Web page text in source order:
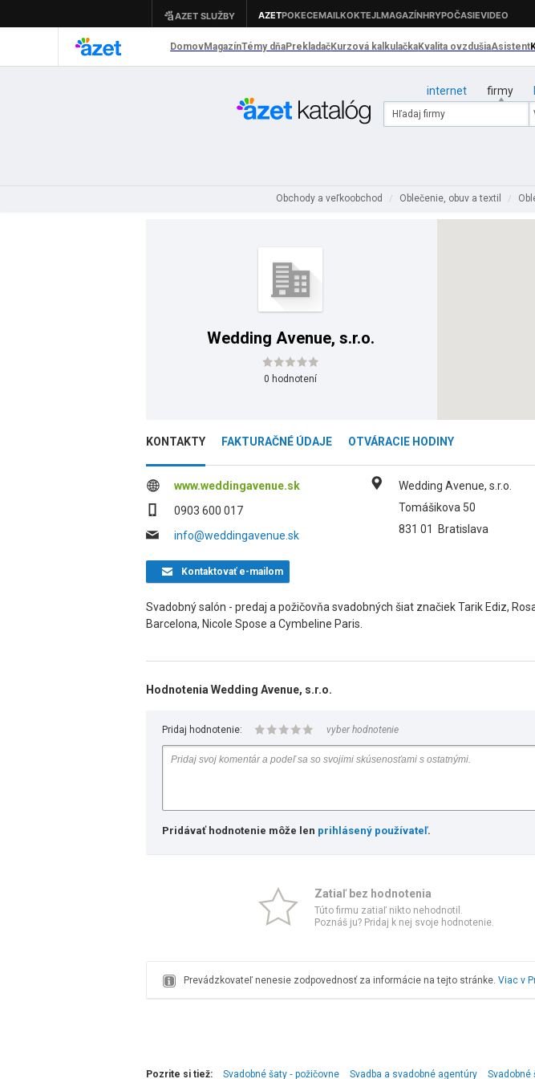
internet firmy
Obchody a veľkoobchod / Oblečenie, obuv a textil /
Wedding Avenue, s.r.o.
0 hodnotení
KONTAKTY FAKTURAČNÉ ÚDAJE OTVÁRACIE HODINY
www.weddingavenue.sk
0903 600 017
info@weddingavenue.sk
Wedding Avenue, s.r.o.
Tomášikova 50
831 01
Bratislava
Kontaktovaťe-mailom
Svadobný salón - predaj a požičovňa svadobných šiat značiek Tarik Ediz,
Barcelona, Nicole Spose a Cymbeline Paris.
Hodnotenia Wedding Avenue, s.r.o.
Pridaj hodnotenie: vyber hodnotenie
Pridávať hodnotenie môže len prihlásený používateľ.
Zatiaľ bez hodnotenia
Túto firmu zatiaľ nikto nehodnotil.
Poznáš ju? Pridaj k nej svoje hodnotenie.
Prevádzkovateľ nenesie zodpovednosť za informácie na tejto stránke. Viac v
Pozrite si tiež: Svadobné šaty ‑ požičovne Svadba a svadobné agentúry Svadobné